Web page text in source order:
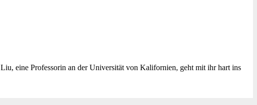
eine Professorin an der Universität von Kalifornien, geht mit ihr hart ins